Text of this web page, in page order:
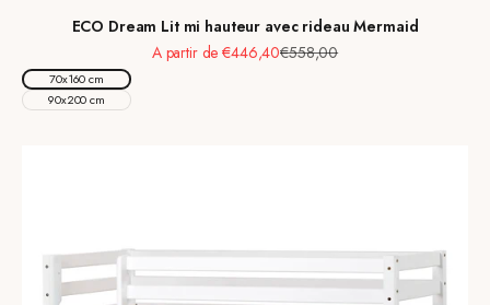
ECO Dream Lit mi hauteur avec rideau Mermaid
Prix de vente
A partir de €446,40Prix normal
€558,00
70x160 cm
90x200 cm